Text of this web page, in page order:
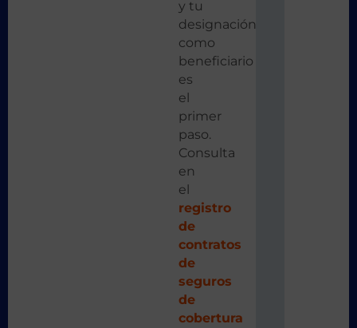
y tu
designación
como
beneficiario
es
el
primer
paso.
Consulta
en
el
registro
de
contratos
de
seguros
de
cobertura